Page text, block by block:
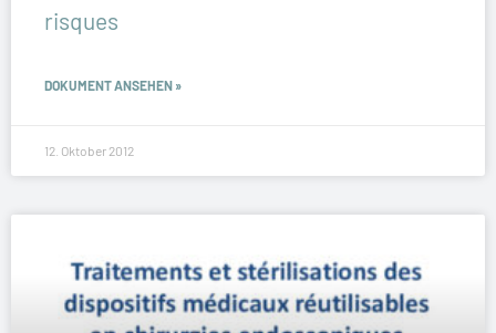
risques
DOKUMENT ANSEHEN »
12. Oktober 2012